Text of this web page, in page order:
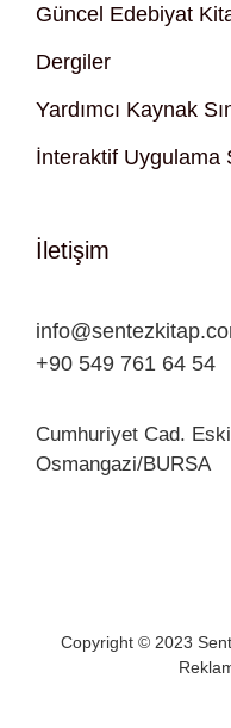
Güncel Edebiyat
Dergiler
Yardımcı Kaynak
İnteraktif Uygulama
İletişim
+90 549 761 64 54
Cumhuriyet Cad.
Osmangazi/BURSA
Copyright © 2023